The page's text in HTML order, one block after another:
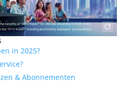
in 2025?
& Abonnementen